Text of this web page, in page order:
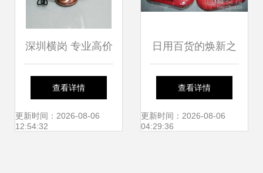
深圳横岗 专业高价
回收工厂日用百
货，赋能闲置资源
查看详情
更新时间：2026-08-06
12:54:32
日用百货的焕新之
道 当传统品类遇见
新消费潮流
查看详情
更新时间：2026-08-06
04:29:36